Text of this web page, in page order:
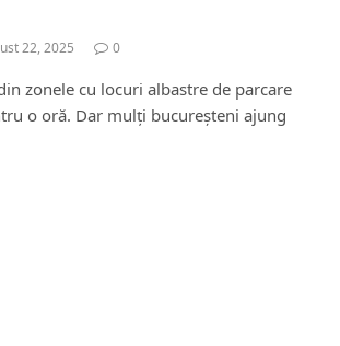
22, 2025 0
zonele cu locuri albastre de parcare
o oră. Dar mulți bucureșteni ajung